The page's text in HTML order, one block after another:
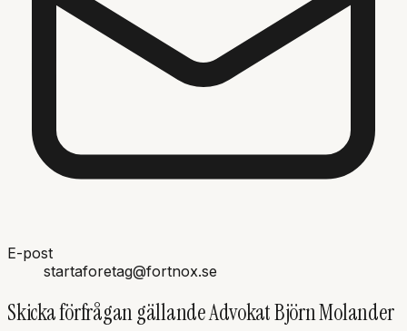
E-post
startaforetag@fortnox.se
Skicka förfrågan gällandeAdvokat Björn Molander